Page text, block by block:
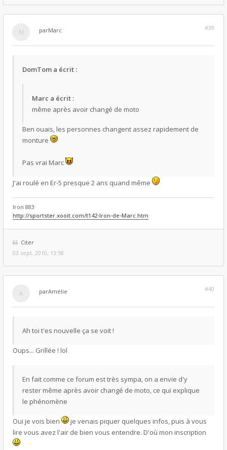
#39
parMarc
DomTom a écrit :
Marc a écrit :
même après avoir changé de moto
Ben ouais, les personnes changent assez rapidement de
monture
Pas vrai Marc
J'ai roulé en Er-5 presque 2 ans quand même
Iron 883
http://sportster.xooit.com/t142-Iron-de-Marc.htm
Citer
03 sept. 2010, 13:58
#40
parAmélie
Ah toi t'es nouvelle ça se voit !
Oups... Grillée ! lol
En fait comme ce forum est très sympa, on a envie d'y
rester même après avoir changé de moto, ce qui explique
le phénomène
Oui je vois bien
je venais piquer quelques infos, puis à vous
lire vous avez l'air de bien vous entendre. D'où mon inscription